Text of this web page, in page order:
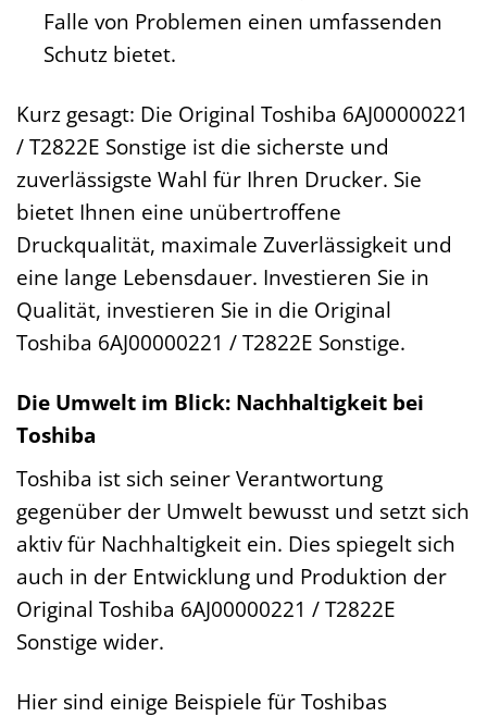
Falle von Problemen einen umfassenden
Schutz bietet.
Kurz gesagt: Die Original Toshiba 6AJ00000221
/ T2822E Sonstige ist die sicherste und
zuverlässigste Wahl für Ihren Drucker. Sie
bietet Ihnen eine unübertroffene
Druckqualität, maximale Zuverlässigkeit und
eine lange Lebensdauer. Investieren Sie in
Qualität, investieren Sie in die Original
Toshiba 6AJ00000221 / T2822E Sonstige.
Die Umwelt im Blick: Nachhaltigkeit bei
Toshiba
Toshiba ist sich seiner Verantwortung
gegenüber der Umwelt bewusst und setzt sich
aktiv für Nachhaltigkeit ein. Dies spiegelt sich
auch in der Entwicklung und Produktion der
Original Toshiba 6AJ00000221 / T2822E
Sonstige wider.
Hier sind einige Beispiele für Toshibas